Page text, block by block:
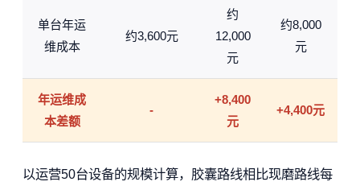
单台年运
维成本
约3,600元
约
12,000
元
约8,000
元
年运维成
本差额
-
+8,400
元
+4,400元
以运营50台设备的规模计算，胶囊路线相比现磨路线每